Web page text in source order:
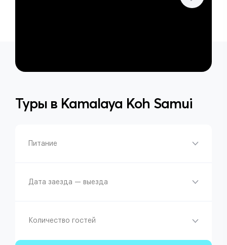
Туры в Kamalaya Koh Samui
Питание
Дата заезда — выезда
Количество гостей